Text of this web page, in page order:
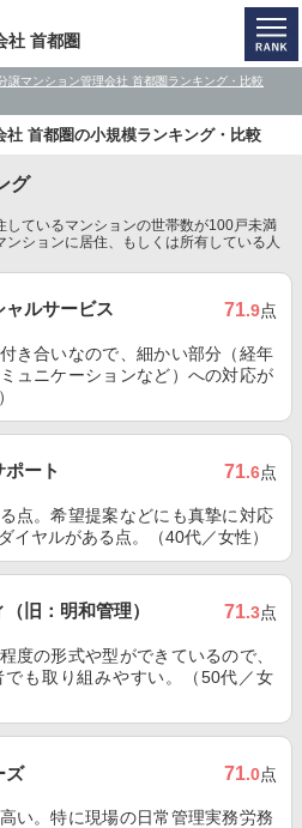
社 首都圏
譲マンション管理会社 首都圏ランキング・比較
社 首都圏の小規模ランキング・比較
グ
しているマンションの世帯数が100戸未満
ションに居住、もしくは所有している人
ルサービス 71.9点
き合いなので、細かい部分（経年
ュニケーションなど）への対応が
ート 71.6点
点。希望提案などにも真摯に対応
イヤルがある点。（40代／女性）
旧：明和管理） 71.3点
度の形式や型ができているので、
も取り組みやすい。（50代／女
ズ 71.0点
い。特に現場の日常管理実務労務